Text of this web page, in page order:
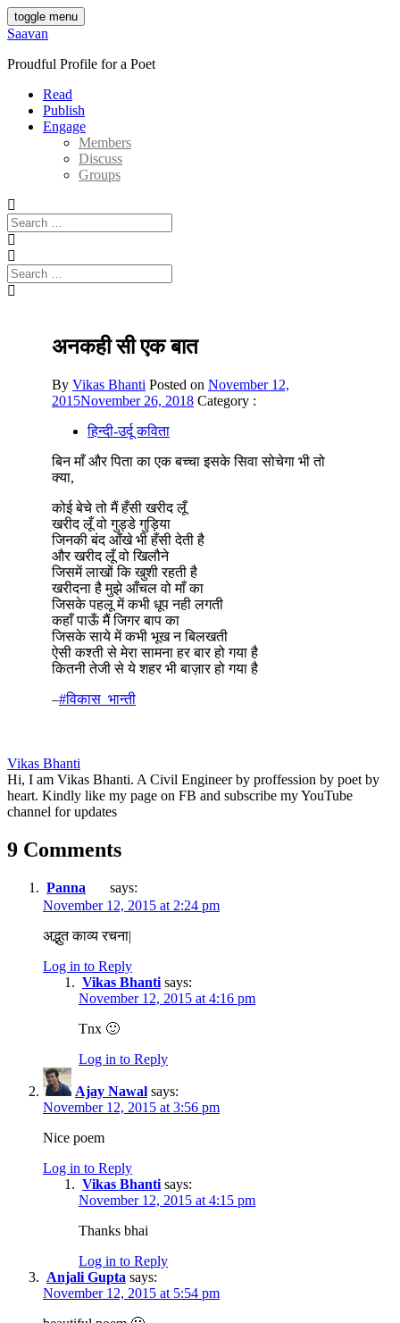
Skip
to
toggle menu
Saavan
Proudful Profile for a Poet
Read
Publish
Engage
Members
Discuss
Groups
Search
for:
Search
for:
अनकही सी एक बात
By Vikas Bhanti Posted on November 12,
2015November 26, 2018 Category :
हिन्दी-उर्दू कविता
बिन माँ और पिता का एक बच्चा इसके सिवा सोचेगा भी तो
क्या,
कोई बेचे तो मैं हँसी खरीद लूँ
खरीद लूँ वो गुड्डे गुड़िया
जिनकी बंद आँखे भी हँसी देती है
और खरीद लूँ वो खिलौने
जिसमें लाखों कि खुशी रहती है
खरीदना है मुझे आँचल वो माँ का
जिसके पहलू में कभी धूप नही लगती
कहाँ पाऊँ मैं जिगर बाप का
जिसके साये में कभी भूख न बिलखती
ऐसी कश्ती से मेरा सामना हर बार हो गया है
कितनी तेजी से ये शहर भी बाज़ार हो गया है
–‪#‎विकास_भान्ती‬
Vikas Bhanti
Hi, I am Vikas Bhanti. A Civil Engineer by proffession by poet by
heart. Kindly like my page on FB and subscribe my YouTube
channel for updates
9 Comments
Panna
says:
November 12, 2015 at 2:24 pm
अद्भुत काव्य रचना|
Log in to Reply
Vikas Bhanti says:
November 12, 2015 at 4:16 pm
Tnx 🙂
Log in to Reply
Ajay Nawal says:
November 12, 2015 at 3:56 pm
Nice poem
Log in to Reply
Vikas Bhanti says:
November 12, 2015 at 4:15 pm
Thanks bhai
Log in to Reply
Anjali Gupta says:
November 12, 2015 at 5:54 pm